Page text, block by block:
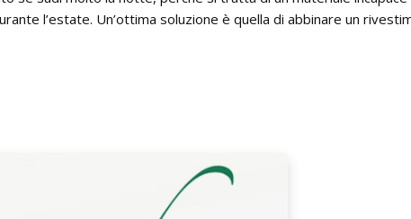
l’estate. Un’ottima soluzione è quella di abbinare un